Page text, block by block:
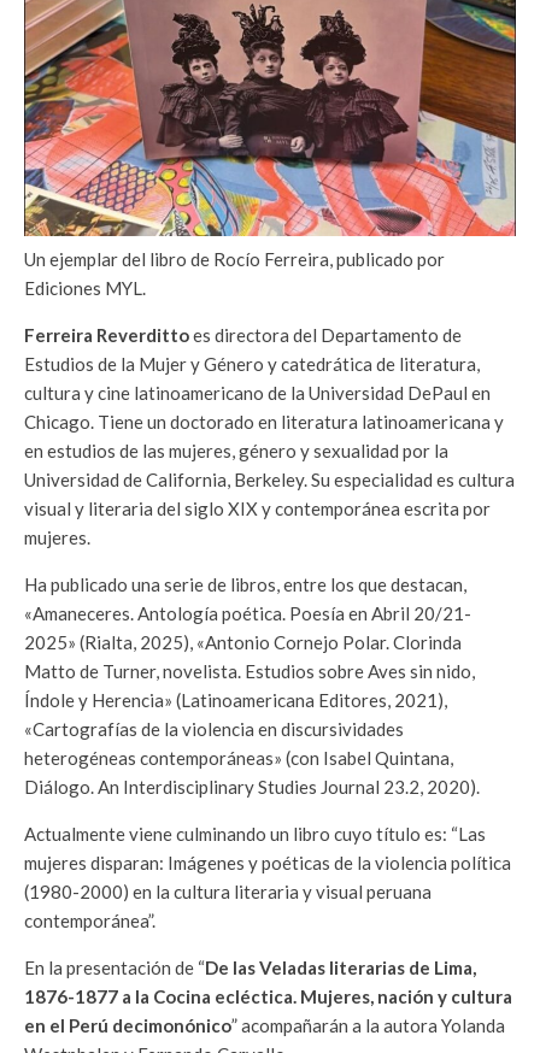
Un ejemplar del libro de Rocío Ferreira, publicado por
Ediciones MYL.
Ferreira Reverdittoes directora del Departamento de
Estudios de la Mujer y Género y catedrática de literatura,
cultura y cine latinoamericano de la Universidad DePaul en
Chicago. Tiene un doctorado en literatura latinoamericana y
en estudios de las mujeres, género y sexualidad por la
Universidad de California, Berkeley. Su especialidad es cultura
visual y literaria del siglo XIX y contemporánea escrita por
mujeres.
Ha publicado una serie de libros, entre los que destacan,
«Amaneceres. Antología poética. Poesía en Abril 20/21-
2025» (Rialta, 2025), «Antonio Cornejo Polar. Clorinda
Matto de Turner, novelista. Estudios sobre Aves sin nido,
Índole y Herencia» (Latinoamericana Editores, 2021),
«Cartografías de la violencia en discursividades
heterogéneas contemporáneas» (con Isabel Quintana,
Diálogo. An Interdisciplinary Studies Journal 23.2, 2020).
Actualmente viene culminando un libro cuyo título es: “Las
mujeres disparan: Imágenes y poéticas de la violencia política
(1980-2000) en la cultura literaria y visual peruana
contemporánea”.
En la presentación de “De las Veladas literarias de Lima,
1876-1877 a la Cocina ecléctica. Mujeres, nación y cultura
en el Perú decimonónico” acompañarán a la autora Yolanda